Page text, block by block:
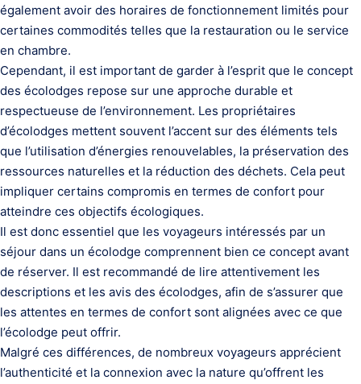
également avoir des horaires de fonctionnement limités pour
certaines commodités telles que la restauration ou le service
en chambre.
Cependant, il est important de garder à l’esprit que le concept
des écolodges repose sur une approche durable et
respectueuse de l’environnement. Les propriétaires
d’écolodges mettent souvent l’accent sur des éléments tels
que l’utilisation d’énergies renouvelables, la préservation des
ressources naturelles et la réduction des déchets. Cela peut
impliquer certains compromis en termes de confort pour
atteindre ces objectifs écologiques.
Il est donc essentiel que les voyageurs intéressés par un
séjour dans un écolodge comprennent bien ce concept avant
de réserver. Il est recommandé de lire attentivement les
descriptions et les avis des écolodges, afin de s’assurer que
les attentes en termes de confort sont alignées avec ce que
l’écolodge peut offrir.
Malgré ces différences, de nombreux voyageurs apprécient
l’authenticité et la connexion avec la nature qu’offrent les